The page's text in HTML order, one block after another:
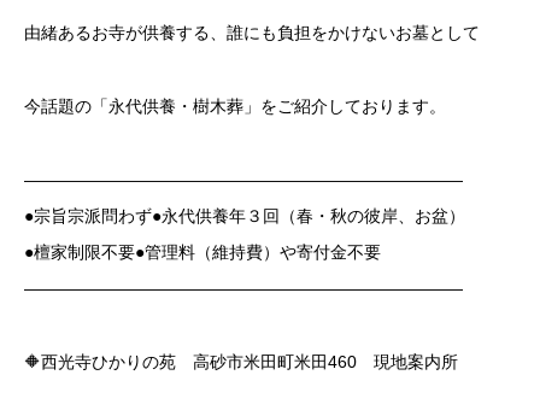
由緒あるお寺が供養する、誰にも負担をかけないお墓として
今話題の「永代供養・樹木葬」をご紹介しております。
——————————————————————————
●宗旨宗派問わず●永代供養年３回（春・秋の彼岸、お盆）
●檀家制限不要●管理料（維持費）や寄付金不要
——————————————————————————
🔶西光寺ひかりの苑 高砂市米田町米田460 現地案内所